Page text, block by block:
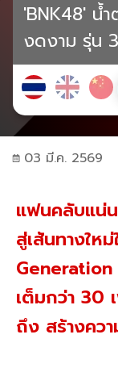
'BNK48' น้
งดงาม รุ่น
03 มี.ค. 2569
แฟนคลับแน่
สู่เส้นทางให
เต็มกว่า 30
ถึง สร้างคว